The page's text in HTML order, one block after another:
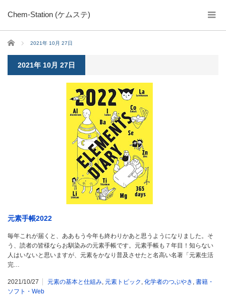
Chem-Station (ケムステ)
ホーム 2021年 10月 27日
2021年 10月 27日
元素手帳2022
毎年これが届くと、ああもう今年も終わりかあと思うようになりました。そ
う、読者の皆様ならお馴染みの元素手帳です。元素手帳も７年目！知らない
人はいないと思いますが、元素をかなり普及させたと名高い名著「元素生活
完…
2021/10/27 元素の基本と仕組み 元素トピック 化学者のつぶやき 書籍・
ソフト・Web